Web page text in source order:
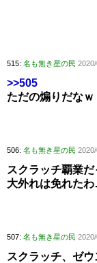
515: 名も無き星の民
>>505
ただの煽りだなｗ
506: 名も無き星の民
スクラッチ覇業だ
大外れは免れた
507: 名も無き星の民
スクラッチ、ゼウ